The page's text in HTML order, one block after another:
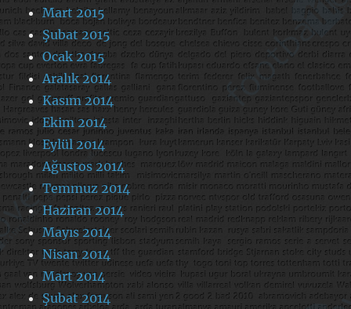
Mart 2015
Şubat 2015
Ocak 2015
Aralık 2014
Kasım 2014
Ekim 2014
Eylül 2014
Ağustos 2014
Temmuz 2014
Haziran 2014
Mayıs 2014
Nisan 2014
Mart 2014
Şubat 2014